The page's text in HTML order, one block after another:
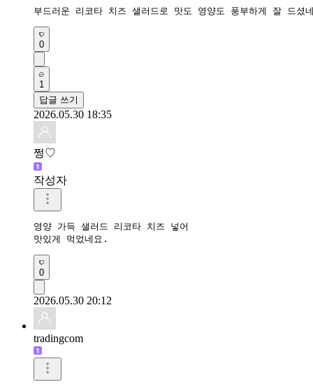
부드러운 리코타 치즈 샐러드로 맛도 영양도 풍부하게 잘 드셨
0
1
답글 쓰기
2026.05.30 18:35
쩡♡
작성자
영양 가득 샐러드 리코타 치즈 넣어
맛있게 먹었네요.
0
2026.05.30 20:12
tradingcom